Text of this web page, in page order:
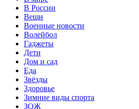
В России
Вещи
Военные новости
Волейбол
Гаджеты
Дети
Дом и сад
Еда
Звёзды
Здоровье
Зимние виды спорта
ЗОЖ